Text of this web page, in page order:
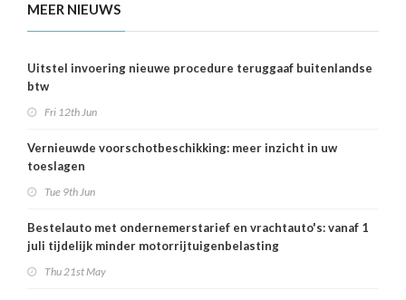
MEER NIEUWS
Uitstel invoering nieuwe procedure teruggaaf buitenlandse
btw
Fri 12th Jun
Vernieuwde voorschotbeschikking: meer inzicht in uw
toeslagen
Tue 9th Jun
Bestelauto met ondernemerstarief en vrachtauto's: vanaf 1
juli tijdelijk minder motorrijtuigenbelasting
Thu 21st May